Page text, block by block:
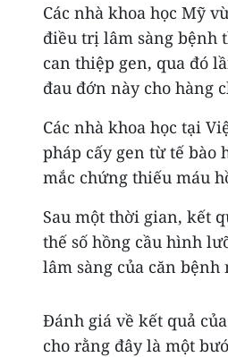
Các nhà khoa học Mỹ
điều trị lâm sàng bệnh
can thiệp gen, qua đó
đau đớn này cho hàng
Các nhà khoa học tại
pháp cấy gen từ tế bào
mắc chứng thiếu máu
Sau một thời gian, kết
thế số hồng cầu hình
lâm sàng của căn bệnh
Đánh giá về kết quả
cho rằng đây là một